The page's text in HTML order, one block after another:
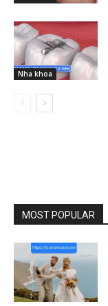
Nha khoa
MOST POPULAR